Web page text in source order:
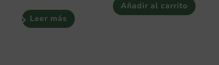
Leer más
Añadir al carrito